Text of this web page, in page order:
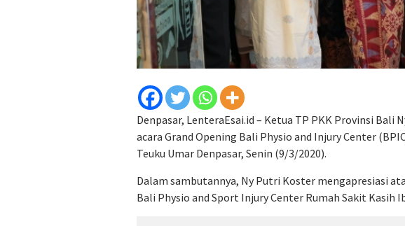
Denpasar, LenteraEsai.id – Ketua TP PKK Provinsi Bali
acara Grand Opening Bali Physio and Injury Center
Teuku Umar Denpasar, Senin (9/3/2020).
Dalam sambutannya, Ny Putri Koster mengapresiasi
Bali Physio and Sport Injury Center Rumah Sakit Kasih